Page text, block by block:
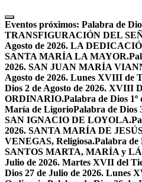
Eventos próximos: Palabra de
TRANSFIGURACIÓN DEL
Agosto de 2026. LA
SANTA MARÍA LA MAYOR.
2026. SAN JUAN MARÍA
Agosto de 2026. Lunes XVIII de
Dios 2 de Agosto de 2026.
ORDINARIO.Palabra de Dios 1º
María de LigorioPalabra de Dios
SAN IGNACIO DE LOYOLA.
2026. SANTA MARÍA DE
VENEGAS, Religiosa.Palabra de
SANTOS MARTA, MARÍA y
Julio de 2026. Martes XVII del
Dios 27 de Julio de 2026. Lunes